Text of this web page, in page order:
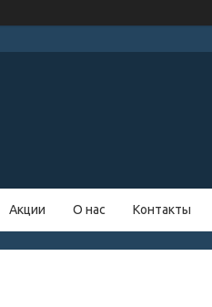
Акции О нас Контакты